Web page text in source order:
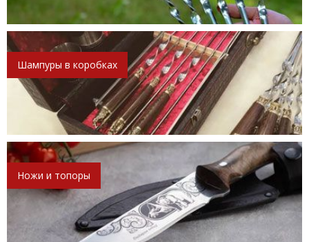
Шампуры в коробках
Ножи и топоры